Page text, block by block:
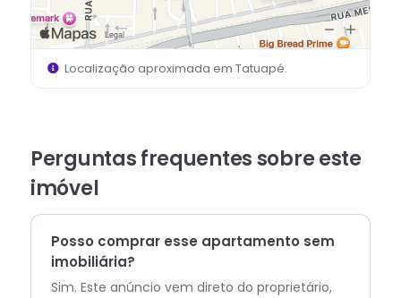
Localização aproximada em Tatuapé.
Perguntas frequentes sobre este
imóvel
Posso comprar esse apartamento sem
imobiliária?
Sim. Este anúncio vem direto do proprietário,